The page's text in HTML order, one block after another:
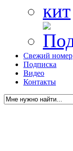
Свежий номер
Подписка
Видео
Контакты